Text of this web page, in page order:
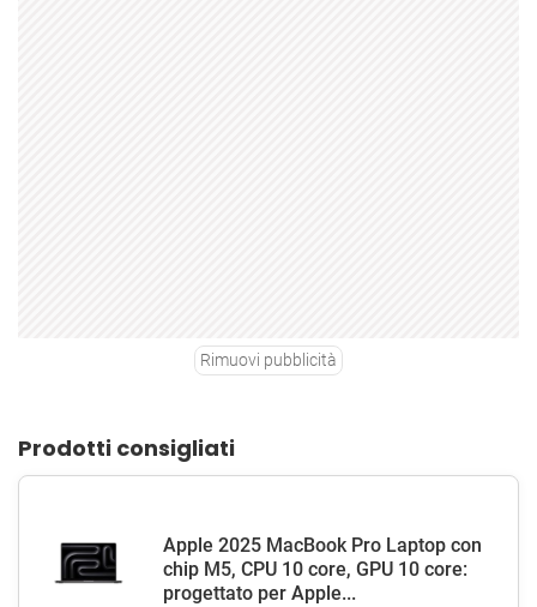
Rimuovi pubblicità
Prodotti consigliati
Apple 2025 MacBook Pro Laptop con
chip M5, CPU 10 core, GPU 10 core:
progettato per Apple...